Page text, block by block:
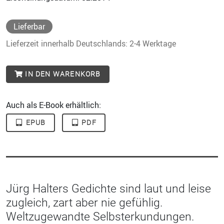
Lieferbar
Lieferzeit innerhalb Deutschlands: 2-4 Werktage
IN DEN WARENKORB
Auch als E-Book erhältlich:
EPUB PDF
Jürg Halters Gedichte sind laut und leise
zugleich, zart aber nie gefühlig.
Weltzugewandte Selbsterkundungen.